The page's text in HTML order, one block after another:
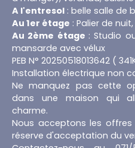
A l'entresol : belle salle de
Au 1er étage : Palier de
Au 2ème étage : Studio
mansarde avec vélux
PEB N° 20250518013642 (
Installation électrique non
Ne manquez pas cette
dans une maison qui
charme.
Nous acceptons les
réserve d'acceptation du